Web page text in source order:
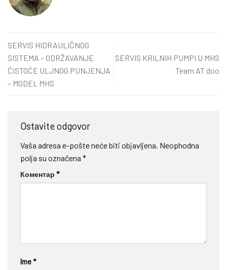
SERVIS HIDRAULIČNOG
SISTEMA – ODRŽAVANJE
ČISTOĆE ULJNOG PUNJENJA
– MODEL MHS
SERVIS KRILNIH PUMPI U MHS
Team AT doo
Ostavite odgovor
Vaša adresa e-pošte neće biti objavljena. Neophodna
polja su označena *
Коментар *
Ime*